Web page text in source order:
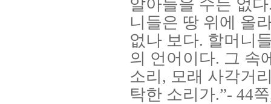
알아들을 수는 없다
니들은 땅 위에 올
없나 보다. 할머니
의 언어이다. 그 속
소리 , 모래 사각거
탁한 소리가.”- 44쪽